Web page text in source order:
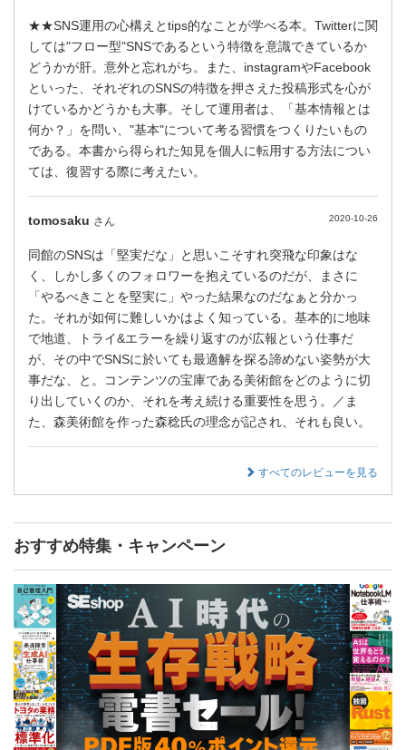
★★SNS運用の心構えとtips的なことが学べる本。Twitterに関
しては"フロー型"SNSであるという特徴を意識できているか
どうかが肝。意外と忘れがち。また、instagramやFacebook
といった、それぞれのSNSの特徴を押さえた投稿形式を心が
けているかどうかも大事。そして運用者は、「基本情報とは
何か？」を問い、"基本"について考る習慣をつくりたいもの
である。本書から得られた知見を個人に転用する方法につい
ては、復習する際に考えたい。
tomosaku さん 2020-10-26
同館のSNSは「堅実だな」と思いこそすれ突飛な印象はな
く、しかし多くのフォロワーを抱えているのだが、まさに
「やるべきことを堅実に」やった結果なのだなぁと分かっ
た。それが如何に難しいかはよく知っている。基本的に地味
で地道、トライ&エラーを繰り返すのが広報という仕事だ
が、その中でSNSに於いても最適解を探る諦めない姿勢が大
事だな、と。コンテンツの宝庫である美術館をどのように切
り出していくのか、それを考え続ける重要性を思う。／ま
た、森美術館を作った森稔氏の理念が記され、それも良い。
すべてのレビューを見る
おすすめ特集・キャンペーン